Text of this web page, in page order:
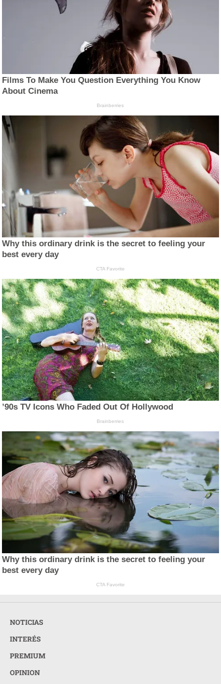
Films To Make You Question Everything You Know
About Cinema
Brainberries
Why this ordinary drink is the secret to feeling your
best every day
CTA Favorite
’90s TV Icons Who Faded Out Of Hollywood
Brainberries
Why this ordinary drink is the secret to feeling your
best every day
CTA Favorite
NOTICIAS
INTERÉS
PREMIUM
OPINION